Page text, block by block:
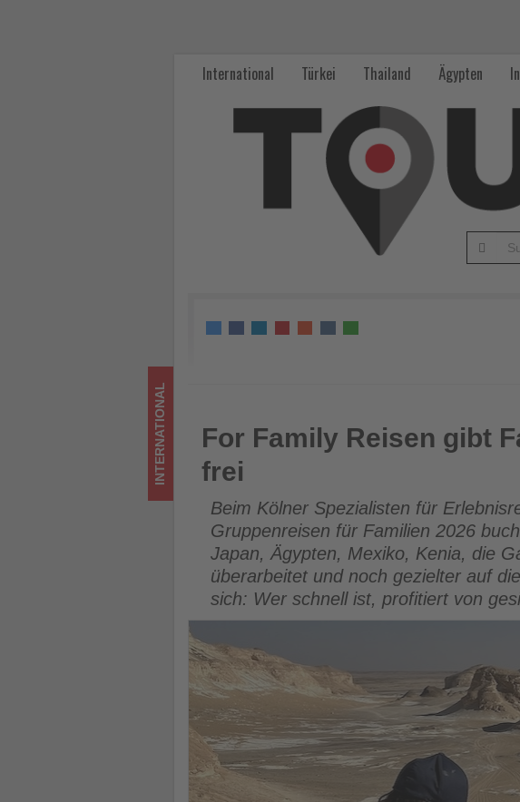
International Türkei Thailand Ägypten
For Family Reisen gibt Familienreisen für
INTERNATIONAL
For Family Reisen gibt
frei
Beim Kölner Spezialisten für
Gruppenreisen für Familien 2026
Japan, Ägypten, Mexiko, Kenia, die
überarbeitet und noch gezielter auf
sich: Wer schnell ist, profitiert von